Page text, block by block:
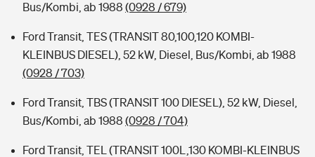
Bus/Kombi, ab 1988 (0928 / 679)
Ford Transit, TES (TRANSIT 80,100,120 KOMBI-
KLEINBUS DIESEL), 52 kW, Diesel, Bus/Kombi, ab 1988
(0928 / 703)
Ford Transit, TBS (TRANSIT 100 DIESEL), 52 kW, Diesel,
Bus/Kombi, ab 1988 (0928 / 704)
Ford Transit, TEL (TRANSIT 100L,130 KOMBI-KLEINBUS